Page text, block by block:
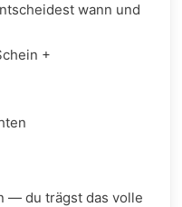
wann und
+
— du trägst das volle